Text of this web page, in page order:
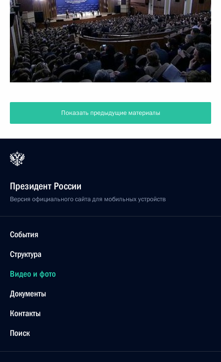
Показать предыдущие материалы
Президент России
Версия официального сайта для мобильных устройств
События
Структура
Видео и фото
Документы
Контакты
Поиск